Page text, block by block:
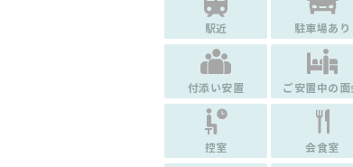
駅近 駐車場あり
付添い安置 ご安置中の面
控室 会食室